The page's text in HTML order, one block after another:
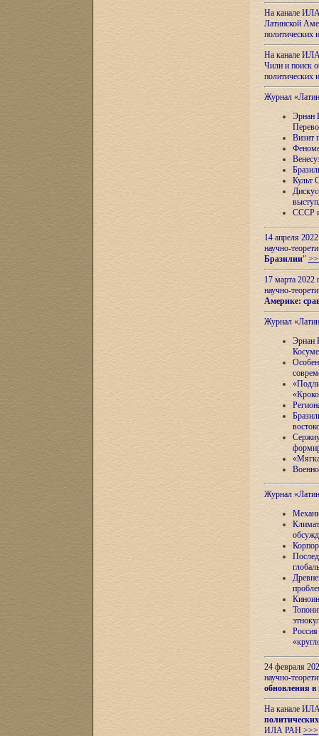
На канале
Латинской
На канале
Чили и поиск
Журнал
Эрнан
Визит
Культ
СССР и
14 апреля
научно-
Бразилии"
17 марта 2022
научно-
Америке:
Журнал
Эрнан
Журнал
24 февраля
научно-
обновления в
На канале
ИЛА РАН >>>